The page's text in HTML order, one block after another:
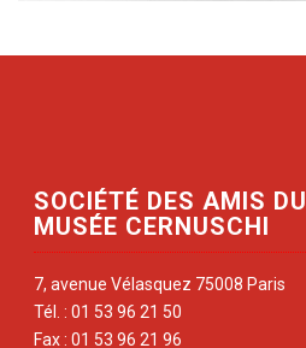
SOCIÉTÉ DES AMIS DU
MUSÉE CERNUSCHI
7, avenue Vélasquez 75008 Paris
Tél. : 01 53 96 21 50
Fax : 01 53 96 21 96